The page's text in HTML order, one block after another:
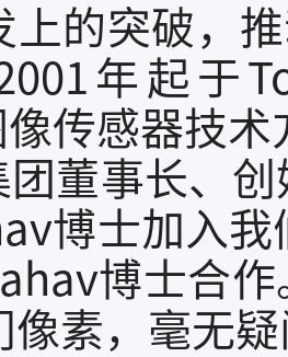
上的突破，
年起于
像传感器技
团董事长、
博士加入
博士合
像素，毫无